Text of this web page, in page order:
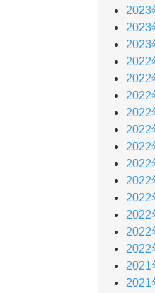
2023
2023
2023
2022
2022
2022
2022
2022
2022
2022
2022
2022
2022
2022
2022
2021
2021